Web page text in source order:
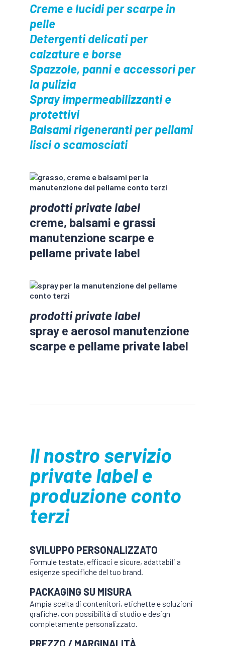
Creme e lucidi per scarpe in
pelle
Detergenti delicati per
calzature e borse
Spazzole, panni e accessori per
la pulizia
Spray impermeabilizzanti e
protettivi
Balsami rigeneranti per pellami
lisci o scamosciati
prodotti private label
creme, balsami e grassi
manutenzione scarpe e
pellame private label
prodotti private label
spray e aerosol manutenzione
scarpe e pellame private label
Il nostro servizio
private label e
produzione conto
terzi
SVILUPPO PERSONALIZZATO
Formule testate, efficaci e sicure, adattabili a
esigenze specifiche del tuo brand.
PACKAGING SU MISURA
Ampia scelta di contenitori, etichette e soluzioni
grafiche, con possibilità di studio e design
completamente personalizzato.
PREZZO / MARGINALITÀ